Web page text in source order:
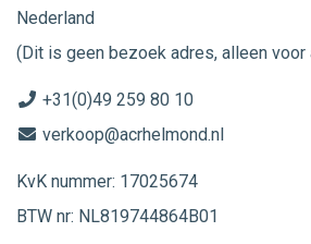
Nederland
(Dit is geen bezoek adres, alleen
+31(0)49 259 80 10
verkoop@acrhelmond.nl
KvK nummer: 17025674
BTW nr: NL819744864B01